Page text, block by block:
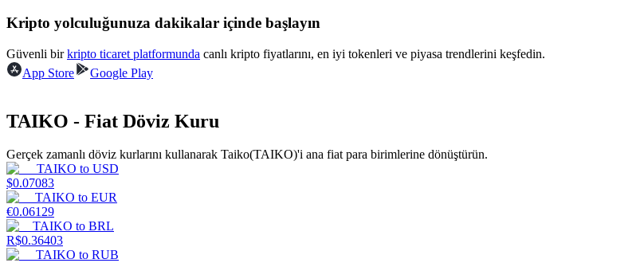
Vadeli İşlemler Başlangıç Kılavuzu
Kripto yolculuğunuza dakikalar içinde başlayın
Güvenli birkripto ticaret platformunda canlı kripto fiyatlarını, en iyi tokenleri ve piyasa trendlerini keşfedin.
App Store
Google Play
TAIKO - Fiat Döviz Kuru
Gerçek zamanlı döviz kurlarını kullanarak Taiko(TAIKO)'i ana fiat para birimlerine dönüştürün.
TAIKO to USD
$0.07083
TAIKO to EUR
€0.06129
TAIKO to BRL
R$0.36403
TAIKO to RUB